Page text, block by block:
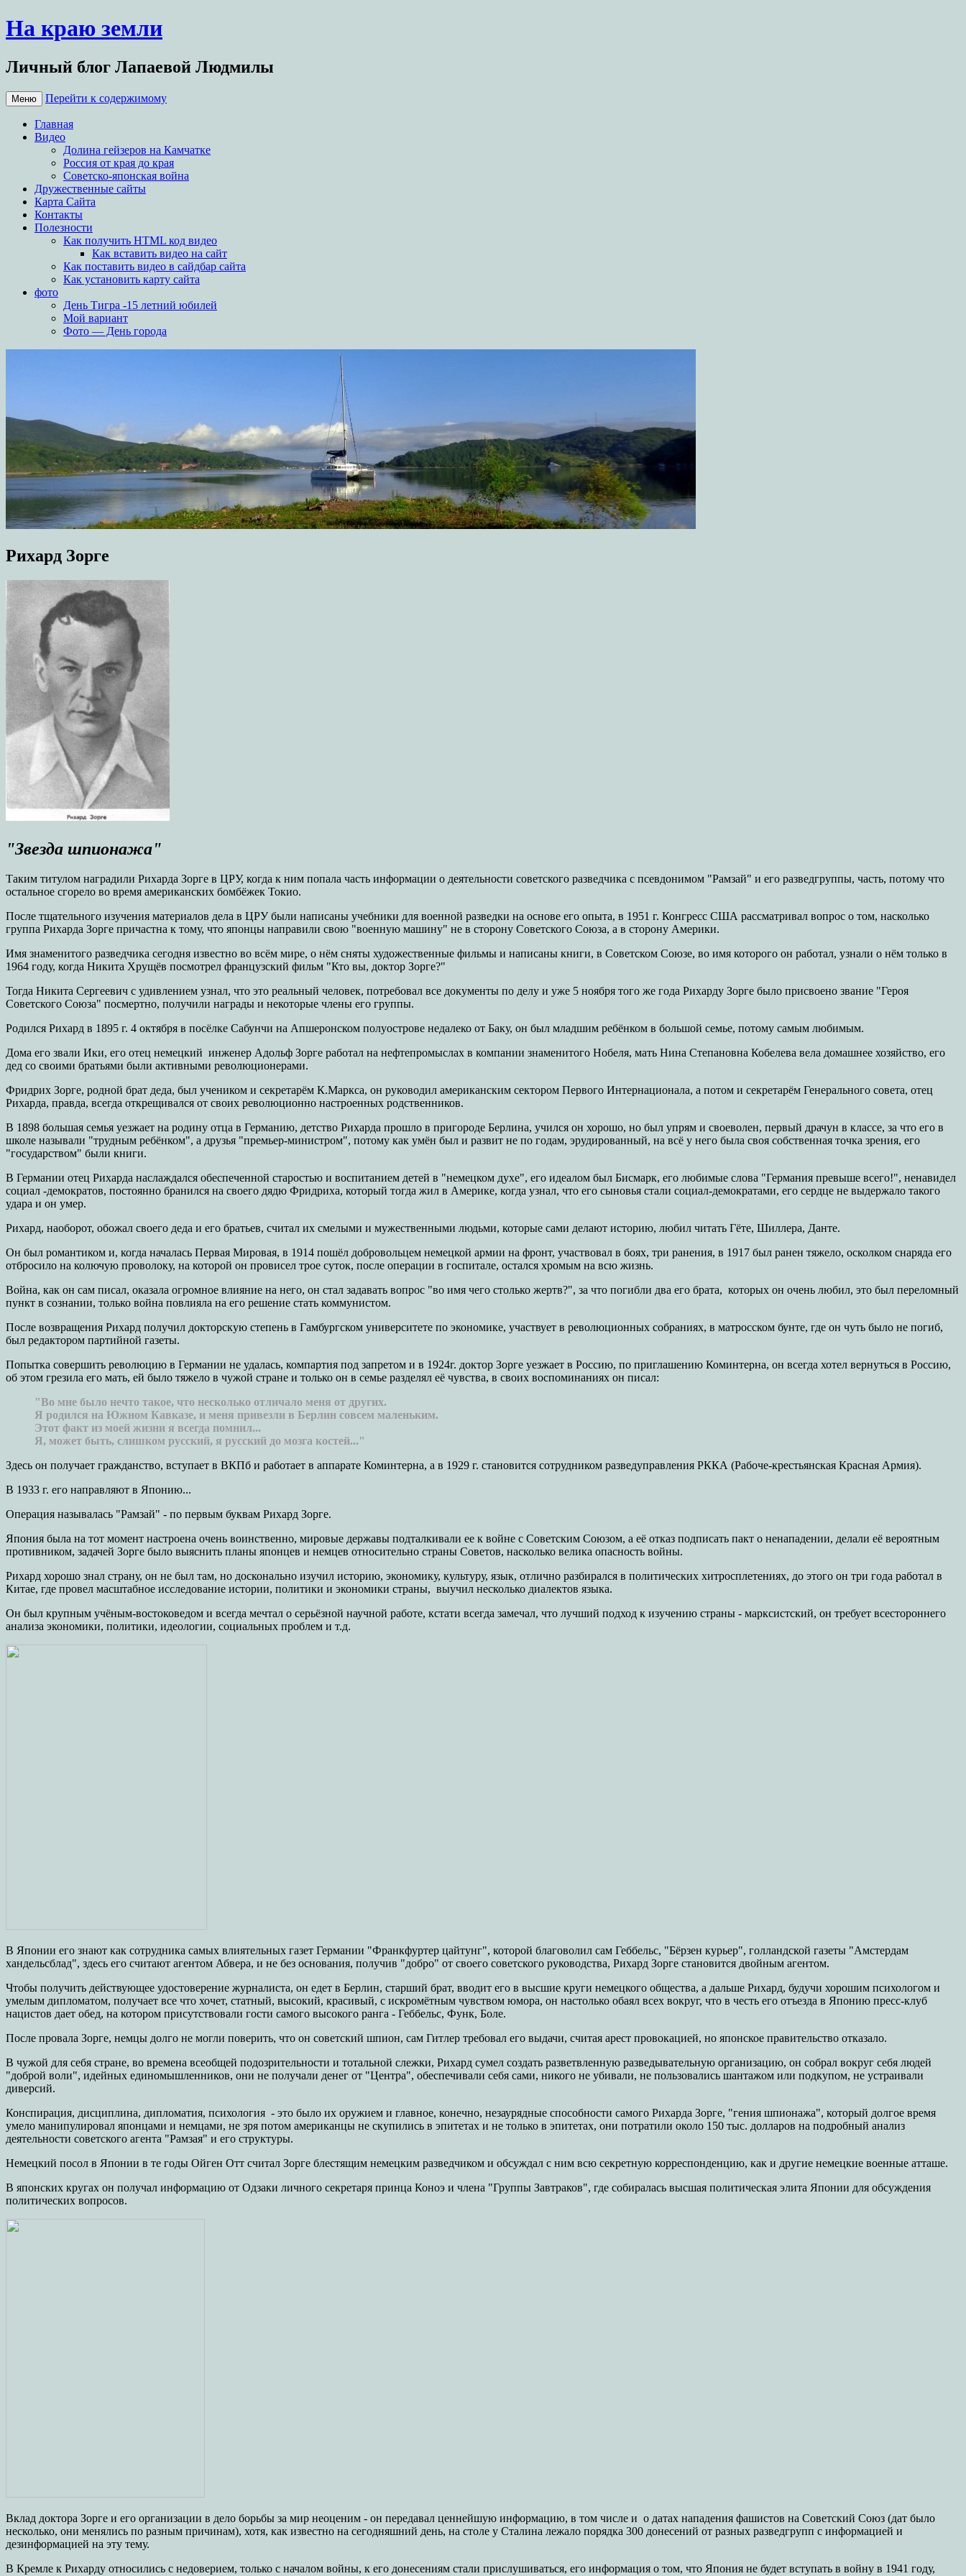
На краю земли
Личный блог Лапаевой Людмилы
Меню Перейти к содержимому
Главная
Видео
Долина гейзеров на Камчатке
Россия от края до края
Советско-японская война
Дружественные сайты
Карта Сайта
Контакты
Полезности
Как получить HTML код видео
Как вставить видео на сайт
Как поставить видео в сайдбар сайта
Как установить карту сайта
фото
День Тигра -15 летний юбилей
Мой вариант
Фото — День города
Рихард Зорге
"Звезда шпионажа"
Таким титулом наградили Рихарда Зорге в ЦРУ, когда к ним попала часть информации о деятельности советского разведчика с псевдонимом "Рамзай" и его разведгруппы, часть, потому что
остальное сгорело во время американских бомбёжек Токио.
После тщательного изучения материалов дела в ЦРУ были написаны учебники для военной разведки на основе его опыта, в 1951 г. Конгресс США рассматривал вопрос о том, насколько
группа Рихарда Зорге причастна к тому, что японцы направили свою "военную машину" не в сторону Советского Союза, а в сторону Америки.
Имя знаменитого разведчика сегодня известно во всём мире, о нём сняты художественные фильмы и написаны книги, в Советском Союзе, во имя которого он работал, узнали о нём только в
1964 году, когда Никита Хрущёв посмотрел французский фильм "Кто вы, доктор Зорге?"
Тогда Никита Сергеевич с удивлением узнал, что это реальный человек, потребовал все документы по делу и уже 5 ноября того же года Рихарду Зорге было присвоено звание "Героя
Советского Союза" посмертно, получили награды и некоторые члены его группы.
Родился Рихард в 1895 г. 4 октября в посёлке Сабунчи на Апшеронском полуострове недалеко от Баку, он был младшим ребёнком в большой семье, потому самым любимым.
Дома его звали Ики, его отец немецкий инженер Адольф Зорге работал на нефтепромыслах в компании знаменитого Нобеля, мать Нина Степановна Кобелева вела домашнее хозяйство, его
дед со своими братьями были активными революционерами.
Фридрих Зорге, родной брат деда, был учеником и секретарём К.Маркса, он руководил американским сектором Первого Интернационала, а потом и секретарём Генерального совета, отец
Рихарда, правда, всегда открещивался от своих революционно настроенных родственников.
В 1898 большая семья уезжает на родину отца в Германию, детство Рихарда прошло в пригороде Берлина, учился он хорошо, но был упрям и своеволен, первый драчун в классе, за что его в
школе называли "трудным ребёнком", а друзья "премьер-министром", потому как умён был и развит не по годам, эрудированный, на всё у него была своя собственная точка зрения, его
"государством" были книги.
В Германии отец Рихарда наслаждался обеспеченной старостью и воспитанием детей в "немецком духе", его идеалом был Бисмарк, его любимые слова "Германия превыше всего!", ненавидел
социал -демократов, постоянно бранился на своего дядю Фридриха, который тогда жил в Америке, когда узнал, что его сыновья стали социал-демократами, его сердце не выдержало такого
удара и он умер.
Рихард, наоборот, обожал своего деда и его братьев, считал их смелыми и мужественными людьми, которые сами делают историю, любил читать Гёте, Шиллера, Данте.
Он был романтиком и, когда началась Первая Мировая, в 1914 пошёл добровольцем немецкой армии на фронт, участвовал в боях, три ранения, в 1917 был ранен тяжело, осколком снаряда его
отбросило на колючую проволоку, на которой он провисел трое суток, после операции в госпитале, остался хромым на всю жизнь.
Война, как он сам писал, оказала огромное влияние на него, он стал задавать вопрос "во имя чего столько жертв?", за что погибли два его брата, которых он очень любил, это был переломный
пункт в сознании, только война повлияла на его решение стать коммунистом.
После возвращения Рихард получил докторскую степень в Гамбургском университете по экономике, участвует в революционных собраниях, в матросском бунте, где он чуть было не погиб,
был редактором партийной газеты.
Попытка совершить революцию в Германии не удалась, компартия под запретом и в 1924г. доктор Зорге уезжает в Россию, по приглашению Коминтерна, он всегда хотел вернуться в Россию,
об этом грезила его мать, ей было тяжело в чужой стране и только он в семье разделял её чувства, в своих воспоминаниях он писал:
"Во мне было нечто такое, что несколько отличало меня от других.
Я родился на Южном Кавказе, и меня привезли в Берлин совсем маленьким.
Этот факт из моей жизни я всегда помнил...
Я, может быть, слишком русский, я русский до мозга костей..."
Здесь он получает гражданство, вступает в ВКПб и работает в аппарате Коминтерна, а в 1929 г. становится сотрудником разведуправления РККА (Рабоче-крестьянская Красная Армия).
В 1933 г. его направляют в Японию...
Операция называлась "Рамзай" - по первым буквам Рихард Зорге.
Япония была на тот момент настроена очень воинственно, мировые державы подталкивали ее к войне с Советским Союзом, а её отказ подписать пакт о ненападении, делали её вероятным
противником, задачей Зорге было выяснить планы японцев и немцев относительно страны Советов, насколько велика опасность войны.
Рихард хорошо знал страну, он не был там, но досконально изучил историю, экономику, культуру, язык, отлично разбирался в политических хитросплетениях, до этого он три года работал в
Китае, где провел масштабное исследование истории, политики и экономики страны, выучил несколько диалектов языка.
Он был крупным учёным-востоковедом и всегда мечтал о серьёзной научной работе, кстати всегда замечал, что лучший подход к изучению страны - марксистский, он требует всестороннего
анализа экономики, политики, идеологии, социальных проблем и т.д.
В Японии его знают как сотрудника самых влиятельных газет Германии "Франкфуртер цайтунг", которой благоволил сам Геббельс, "Бёрзен курьер", голландской газеты "Амстердам
хандельсблад", здесь его считают агентом Абвера, и не без основания, получив "добро" от своего советского руководства, Рихард Зорге становится двойным агентом.
Чтобы получить действующее удостоверение журналиста, он едет в Берлин, старший брат, вводит его в высшие круги немецкого общества, а дальше Рихард, будучи хорошим психологом и
умелым дипломатом, получает все что хочет, статный, высокий, красивый, с искромётным чувством юмора, он настолько обаял всех вокруг, что в честь его отъезда в Японию пресс-клуб
нацистов дает обед, на котором присутствовали гости самого высокого ранга - Геббельс, Функ, Боле.
После провала Зорге, немцы долго не могли поверить, что он советский шпион, сам Гитлер требовал его выдачи, считая арест провокацией, но японское правительство отказало.
В чужой для себя стране, во времена всеобщей подозрительности и тотальной слежки, Рихард сумел создать разветвленную разведывательную организацию, он собрал вокруг себя людей
"доброй воли", идейных единомышленников, они не получали денег от "Центра", обеспечивали себя сами, никого не убивали, не пользовались шантажом или подкупом, не устраивали
диверсий.
Конспирация, дисциплина, дипломатия, психология - это было их оружием и главное, конечно, незаурядные способности самого Рихарда Зорге, "гения шпионажа", который долгое время
умело манипулировал японцами и немцами, не зря потом американцы не скупились в эпитетах и не только в эпитетах, они потратили около 150 тыс. долларов на подробный анализ
деятельности советского агента "Рамзая" и его структуры.
Немецкий посол в Японии в те годы Ойген Отт считал Зорге блестящим немецким разведчиком и обсуждал с ним всю секретную корреспонденцию, как и другие немецкие военные атташе.
В японских кругах он получал информацию от Одзаки личного секретаря принца Коноэ и члена "Группы Завтраков", где собиралась высшая политическая элита Японии для обсуждения
политических вопросов.
Вклад доктора Зорге и его организации в дело борьбы за мир неоценим - он передавал ценнейшую информацию, в том числе и о датах нападения фашистов на Советский Союз (дат было
несколько, они менялись по разным причинам), хотя, как известно на сегодняшний день, на столе у Сталина лежало порядка 300 донесений от разных разведгрупп с информацией и
дезинформацией на эту тему.
В Кремле к Рихарду относились с недоверием, только с началом войны, к его донесениям стали прислушиваться, его информация о том, что Япония не будет вступать в войну в 1941 году,